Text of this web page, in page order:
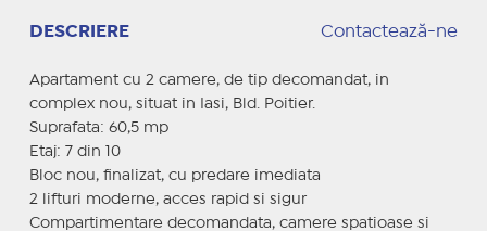
DESCRIERE Contactează-ne
Apartament cu 2 camere, de tip decomandat, in
complex nou, situat in Iasi, Bld. Poitier.
Suprafata: 60,5 mp
Etaj: 7 din 10
Bloc nou, finalizat, cu predare imediata
2 lifturi moderne, acces rapid si sigur
Compartimentare decomandata, camere spatioase si